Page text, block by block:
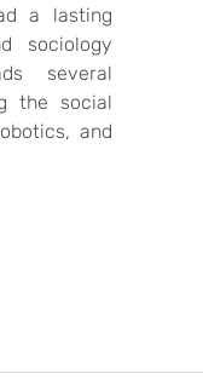
a lasting
sociology
several
the social
and